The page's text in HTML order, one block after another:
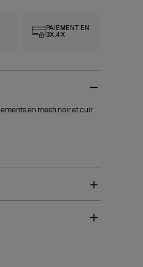
PAIEMENT EN
3X,4X
en mesh noir et cuir